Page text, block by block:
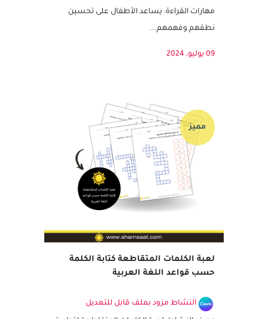
من ثقتهم بأنفسهم في استخدام اللغة. فوائد
مهارات القراءة: يساعد الأطفال على تحسين
لعبة الكلمات المتقاطعة كتابة الكلمة
حسب قواعد اللغة العربية
مميز